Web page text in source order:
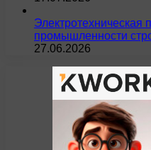
Электротехническая
промышленности
27.06.2026